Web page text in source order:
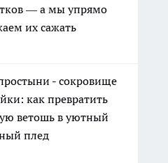
— а мы упрямо
их сажать
- сокровище
как превратить
ветошь в уютный
плед